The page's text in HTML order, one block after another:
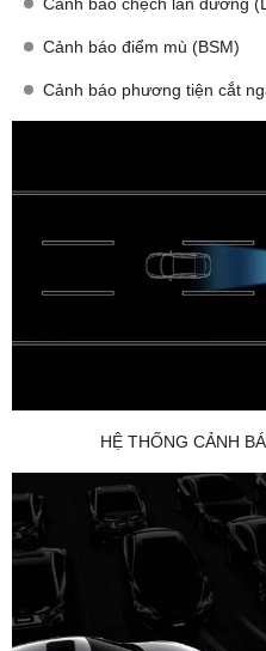
Cảnh báo chệch làn đường
Cảnh báo điểm mù (BSM)
Cảnh báo phương tiện cắt
HỆ THỐNG CẢNH